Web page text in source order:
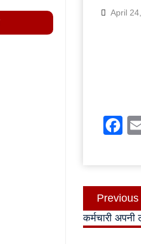
April
Post
navigation
Previous
कर्मचारी